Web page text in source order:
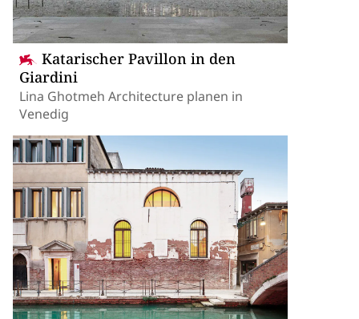
Katarischer Pavillon in den
Giardini
Lina Ghotmeh Architecture planen in
Venedig